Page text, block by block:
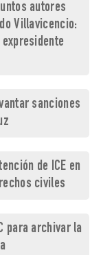
autores
Villavicencio:
sanciones
de ICE en
civiles
para archivar la